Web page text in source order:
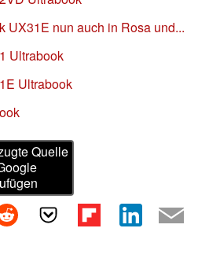
UX31E nun auch in Rosa und...
Ultrabook
Ultrabook
Quelle